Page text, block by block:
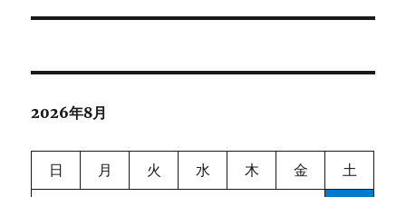
シ
投
2026年8月
日 月 火 水 木 金 土